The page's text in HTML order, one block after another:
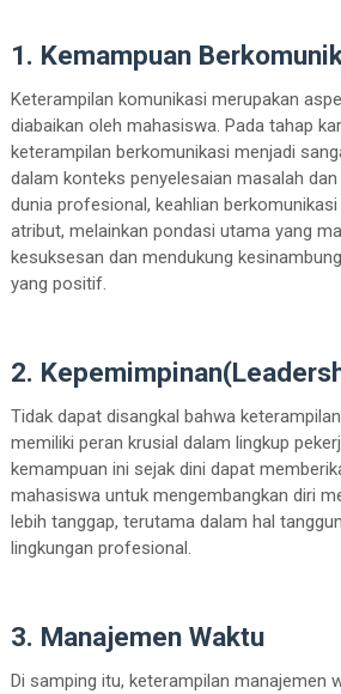
1. Kemampuan
Keterampilan komunikasi merupakan
diabaikan oleh mahasiswa. Pada tahap
keterampilan berkomunikasi menjadi
dalam konteks penyelesaian masalah
dunia profesional, keahlian
atribut, melainkan pondasi utama yang
kesuksesan dan mendukung
yang positif.
2.
Tidak dapat disangkal bahwa
memiliki peran krusial dalam lingkup
kemampuan ini sejak dini dapat
mahasiswa untuk mengembangkan diri
lebih tanggap, terutama dalam hal
lingkungan profesional.
3. Manajemen Waktu
Di samping itu, keterampilan manajemen